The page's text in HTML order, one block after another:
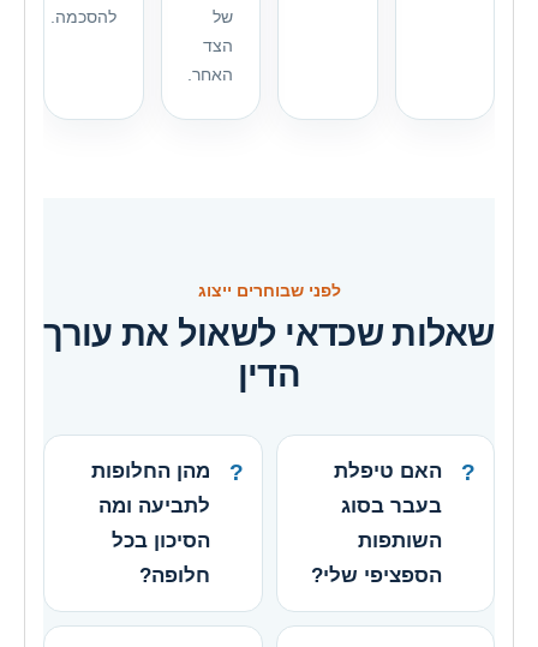
של
הצד
האחר.
להסכמה.
לפני שבוחרים ייצוג
שאלות שכדאי לשאול את עורך
הדין
האם טיפלת
בעבר בסוג
השותפות
הספציפי שלי?
מהן החלופות
לתביעה ומה
הסיכון בכל
חלופה?